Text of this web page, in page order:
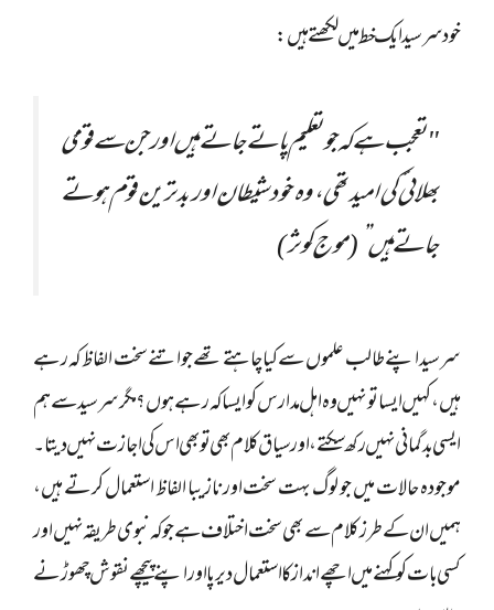
خود سرسید ایک خط میں لکھتے ہیں:
"تعجب ہے کہ جو تعلیم پاتے جاتے ہیں اور جن سے قومی
بھلائی کی امید تھی، وہ خود شیطان اور بدترین قوم ہوتے
جاتے ہیں”(موج کوثر)
سرسید اپنے طالب علموں سے کیا چاہتے تھے جو اتنے سخت الفاظ کہ رہے
ہیں، کہیں ایسا تو نہیں وہ اہل مدارس کو ایسا کہ رہے ہوں؟ مگر سرسید سے ہم
ایسی بدگمانی نہیں رکھ سکتے، اور سیاق کلام بھی تو بھی اس کی اجازت نہیں دیتا۔
موجودہ حالات میں جو لوگ بہت سخت اور نازیبا الفاظ استعمال کرتے ہیں،
ہمیں ان کے طرز کلام سے بھی سخت اختلاف ہے جو کہ نبوی طریقہ نہیں اور
کسی بات کو کہنے میں اچھے انداز کا استعمال دیرپا اور اپنے پیچھے نقوش چھوڑنے